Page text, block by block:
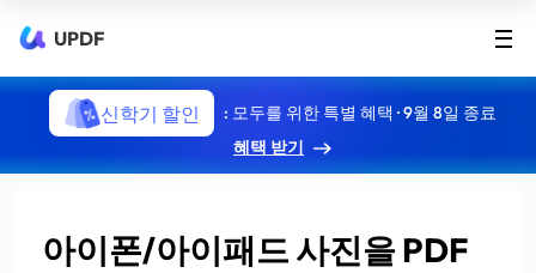
UPDF
신학기 할인
: 모두를 위한 특별 혜택 · 9월 8일 종료
혜택 받기
아이폰/아이패드 사진을 PDF